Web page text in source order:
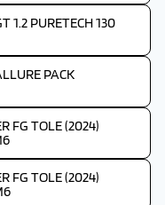
1.2 PURETECH 130
PACK
FG TOLE (2024)
FG TOLE (2024)